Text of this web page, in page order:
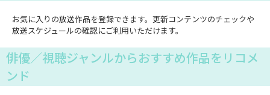
お気に入りの放送作品を登録できます。更新コンテンツのチェックや
放送スケジュールの確認にご利用いただけます。
俳優／視聴ジャンルからおすすめ作品をリコメ
ンド